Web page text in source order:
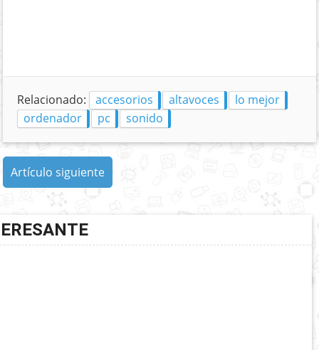
Relacionado: accesorios altavoces
lo mejor
ordenador
pc sonido
Artículo siguiente